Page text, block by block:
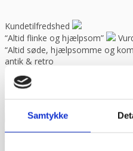
Samtykke
Kundetilfredshed
“Altid flinke og hjælpsom”
“Altid søde, hjælpsomme og
antik & retro
“Anette var rigtig sød, venlig og
en fejl levering og fik løst det i
Vurderet af Heidi Buch Jensen
“De ved rigtig meget om møbler”